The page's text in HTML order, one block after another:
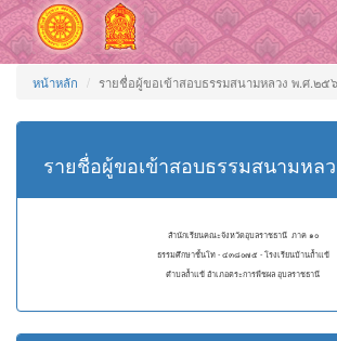
หน้าหลัก รายชื่อผู้ขอเข้าสอบธรรมสนามหลวง พ.ศ.๒๕
รายชื่อผู้ขอเข้าสอบธรรมสนามหล
สำนักเรียนคณะจังหวัดอุบลราชธานี ภาค ๑๐
ธรรมศึกษาชั้นโท - ๔๓๘๐๗๕ - โรงเรียนบ้านถ้ำแข้
ตำบลถ้ำแข้ อำเภอตระการพืชผล อุบลราชธานี